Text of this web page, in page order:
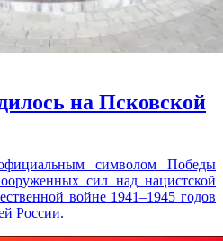
на Псковской
символом Победы
сил над нацистской
войне 1941–1945 годов
России.